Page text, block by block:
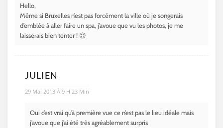
Hello,
Même si Bruxelles n’est pas forcément la ville où je songerais
d’emblée à aller faire un spa, j’avoue que vu les photos, je me
laisserais bien tenter ! 😉
JULIEN
29 Mai 2013 À 9 H 23 Min
Oui c’est vrai qu’à première vue ce n’est pas le lieu idéale mais
j’avoue que j’ai été très agréablement surpris